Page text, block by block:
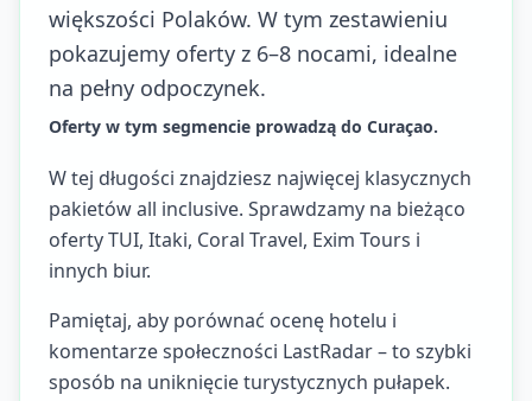
większości Polaków. W tym zestawieniu
pokazujemy oferty z 6–8 nocami, idealne
na pełny odpoczynek.
Oferty w tym segmencie prowadzą do Curaçao.
W tej długości znajdziesz najwięcej klasycznych
pakietów all inclusive. Sprawdzamy na bieżąco
oferty TUI, Itaki, Coral Travel, Exim Tours i
innych biur.
Pamiętaj, aby porównać ocenę hotelu i
komentarze społeczności LastRadar – to szybki
sposób na uniknięcie turystycznych pułapek.